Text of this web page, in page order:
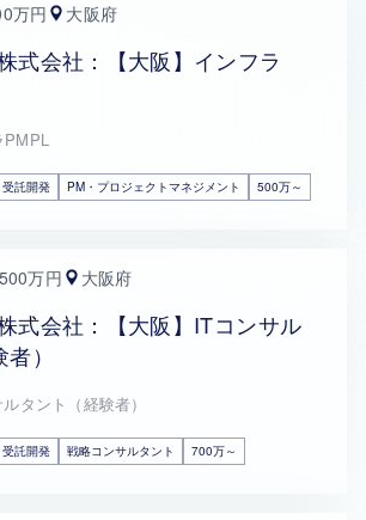
万円 大阪府
式会社：【大阪】インフラ
PMPL
託開発 PM・プロジェクトマネジメント 500万～
万円 大阪府
式会社：【大阪】ITコンサル
）
タント（経験者）
託開発 戦略コンサルタント 700万～